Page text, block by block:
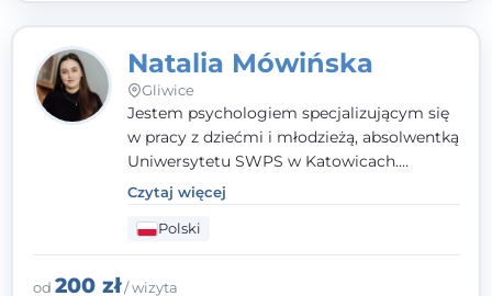
Natalia Mówińska
Gliwice
Jestem psychologiem specjalizującym się
w pracy z dziećmi i młodzieżą, absolwentką
Uniwersytetu SWPS w Katowicach.
Prowadzę konsultacje oraz terapię
nastawioną na potrzeby dziecka i jego
rodziny. Najważniejsze jest dla mnie
stworzenie bezpiecznego miejsca, w
którym dziecko czuje się zauważone i
Czytaj więcej
Polski
od 200 zł/ wizyta